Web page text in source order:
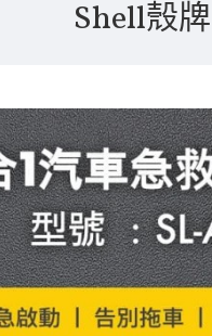
Shell殼